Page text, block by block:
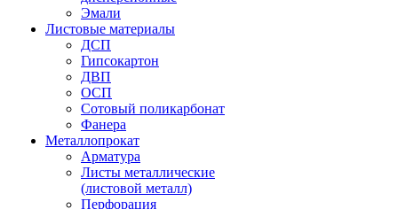
Эмали
Листовые материалы
ДСП
Гипсокартон
ДВП
ОСП
Сотовый поликарбонат
Фанера
Металлопрокат
Арматура
Листы металлические
(листовой металл)
Перфорация